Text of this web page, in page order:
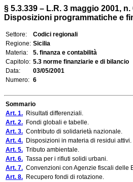
§ 5.3.339 – L.R. 3 maggio 2001, n.
Disposizioni programmatiche e
Settore:
Codici regionali
Regione: Sicilia
Materia:
5. finanza e contabilità
Capitolo: 5.3 norme finanziarie e di bilancio
Data:
03/05/2001
Numero: 6
Sommario
Art. 1. Risultati differenziali.
Art. 2. Fondi globali e tabelle.
Art. 3. Contributo di solidarietà nazionale.
Art. 4. Disposizioni in materia di residui attivi.
Art. 5. Tributo ambientale.
Art. 6. Tassa per i rifiuti solidi urbani.
Art. 7. Convenzioni con Agenzie fiscali delle
Art. 8. Recupero fondi di rotazione.